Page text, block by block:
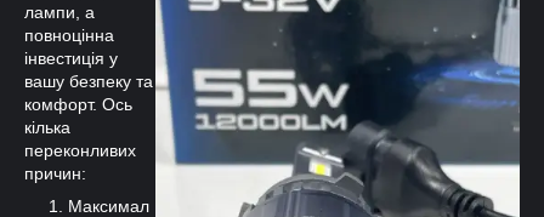
лампи, а
повноцінна
інвестиція у
вашу безпеку та
комфорт. Ось
кілька
переконливих
причин:
Максимал